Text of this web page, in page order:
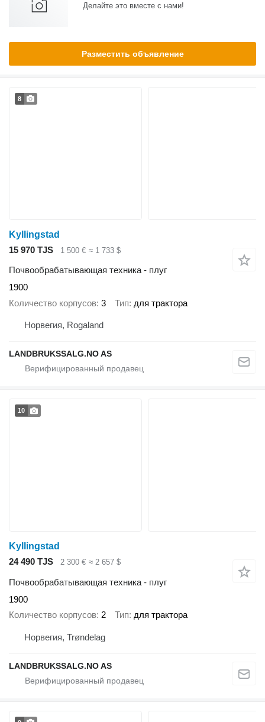
Делайте это вместе с нами!
Разместить объявление
8
Kyllingstad
15 970 TJS
1 500 € ≈ 1 733 $
Почвообрабатывающая техника - плуг
1900
Количество корпусов 3 Тип для трактора
Норвегия, Rogaland
LANDBRUKSSALG.NO AS
10
Kyllingstad
24 490 TJS
2 300 € ≈ 2 657 $
Почвообрабатывающая техника - плуг
1900
Количество корпусов 2 Тип для трактора
Норвегия, Trøndelag
LANDBRUKSSALG.NO AS